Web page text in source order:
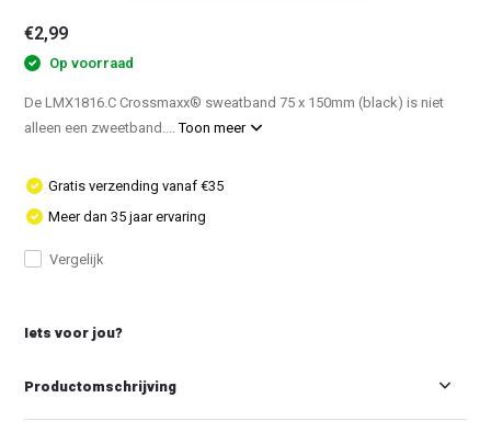
€2,99
Op voorraad
De LMX1816.C Crossmaxx® sweatband 75 x 150mm (black) is niet
alleen een zweetband....Toon meer
Gratis verzending vanaf €35
Meer dan 35 jaar ervaring
Vergelijk
Productomschrijving
Iets voor jou?